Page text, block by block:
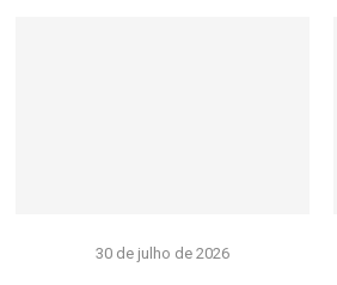
30 de julho de 2026